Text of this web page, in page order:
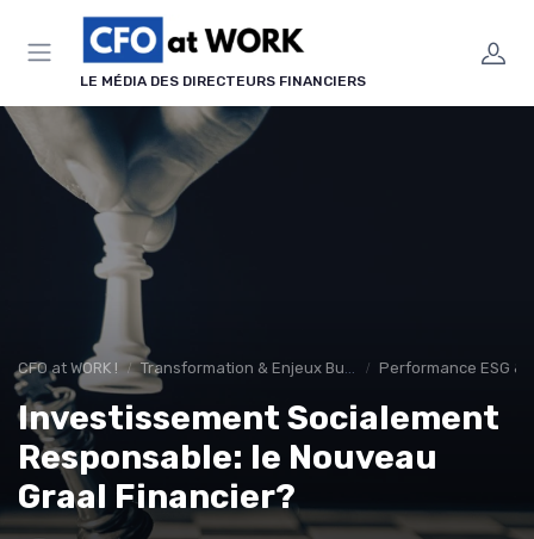
LE MÉDIA DES DIRECTEURS FINANCIERS
CFO at WORK ! Transformation & Enjeux Business Performance ESG &
Investissement Socialement
Responsable: le Nouveau
Graal Financier?
Panneau de gestion des cookies